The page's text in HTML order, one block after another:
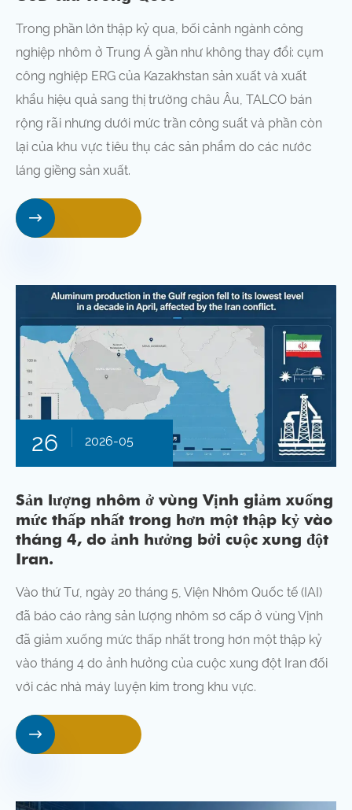
Trong phần lớn thập kỷ qua, bối cảnh ngành công
nghiệp nhôm ở Trung Á gần như không thay đổi: cụm
công nghiệp ERG của Kazakhstan sản xuất và xuất
khẩu hiệu quả sang thị trường châu Âu, TALCO bán
rộng rãi nhưng dưới mức trần công suất và phần còn
lại của khu vực tiêu thụ các sản phẩm do các nước
láng giềng sản xuất.

26 2026-05
Sản lượng nhôm ở vùng Vịnh giảm xuống
mức thấp nhất trong hơn một thập kỷ vào
tháng 4, do ảnh hưởng bởi cuộc xung đột
Iran.
Vào thứ Tư, ngày 20 tháng 5, Viện Nhôm Quốc tế (IAI)
đã báo cáo rằng sản lượng nhôm sơ cấp ở vùng Vịnh
đã giảm xuống mức thấp nhất trong hơn một thập kỷ
vào tháng 4 do ảnh hưởng của cuộc xung đột Iran đối
với các nhà máy luyện kim trong khu vực.
